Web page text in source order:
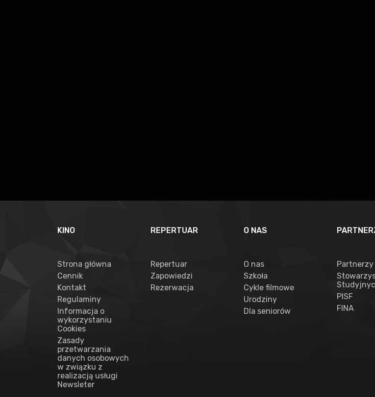
KINO
Strona główna
Cennik
Kontakt
Regulaminy
Informacja o
wykorzystaniu
Cookies
Zasady
przetwarzania
danych osobowych
w związku z
realizacją usługi
Newsleter
REPERTUAR
Repertuar
Zapowiedzi
Rezerwacja
O NAS
O nas
Szkoła
Cykle filmowe
Urodziny
Dla seniorów
Partnerzy
PISF
FINA